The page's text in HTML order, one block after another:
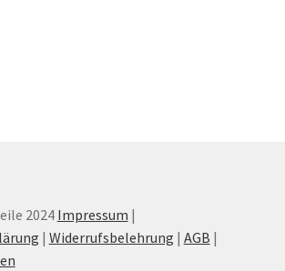
2024 Impressum |
| Widerrufsbelehrung | AGB |